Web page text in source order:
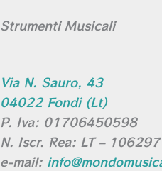
Strumenti Musicali
Via N. Sauro, 43
04022 Fondi (Lt)
P. Iva: 01706450598
N. Iscr. Rea: LT – 106297
e-mail: